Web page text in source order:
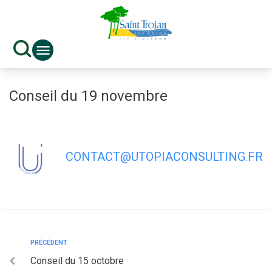
Conseil du 19 novembre
CONTACT@UTOPIACONSULTING.FR
PRÉCÉDENT
Conseil du 15 octobre